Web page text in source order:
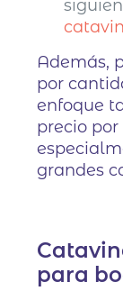
Además,
por
enfoque
precio
grandes
para